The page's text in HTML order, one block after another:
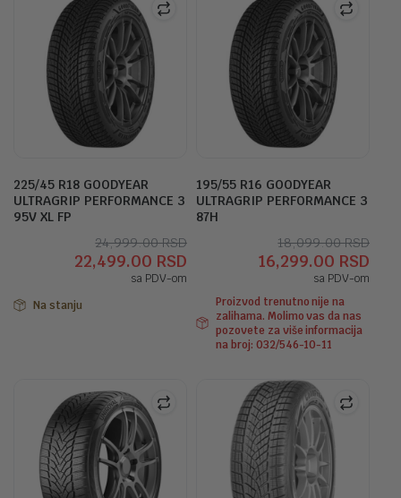
225/45 R18 GOODYEAR
ULTRAGRIP PERFORMANCE 3
95V XL FP
24,999.00RSDOriginalna
cena
je
bila:
24,999.00 RSD.
22,499.00 RSD
Trenutna
cena
je:
22,499.00 RSD.
sa PDV-om
Na stanju
195/55 R16 GOODYEAR
ULTRAGRIP PERFORMANCE 3
87H
18,099.00RSD
je
16,299.00 RSD
je:
sa PDV-om
Proizvod trenutno nije na
zalihama. Molimo vas da nas
pozovete za više informacija
na broj: 032/546-10-11